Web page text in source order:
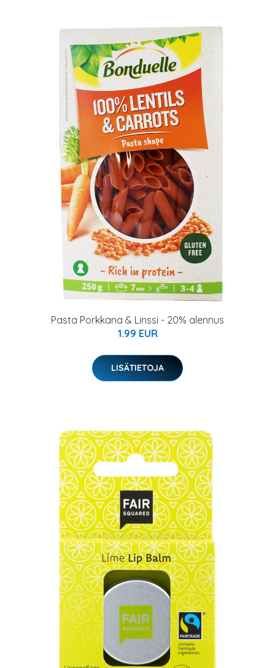
Pasta Porkkana & Linssi - 20% alennus
1.99 EUR
LISÄTIETOJA